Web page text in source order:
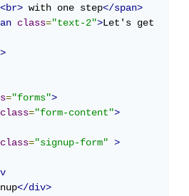
<br> with one step</span>
class="text-2">Let's get
="forms">
class="form-content">
class="signup-form" >
</div>